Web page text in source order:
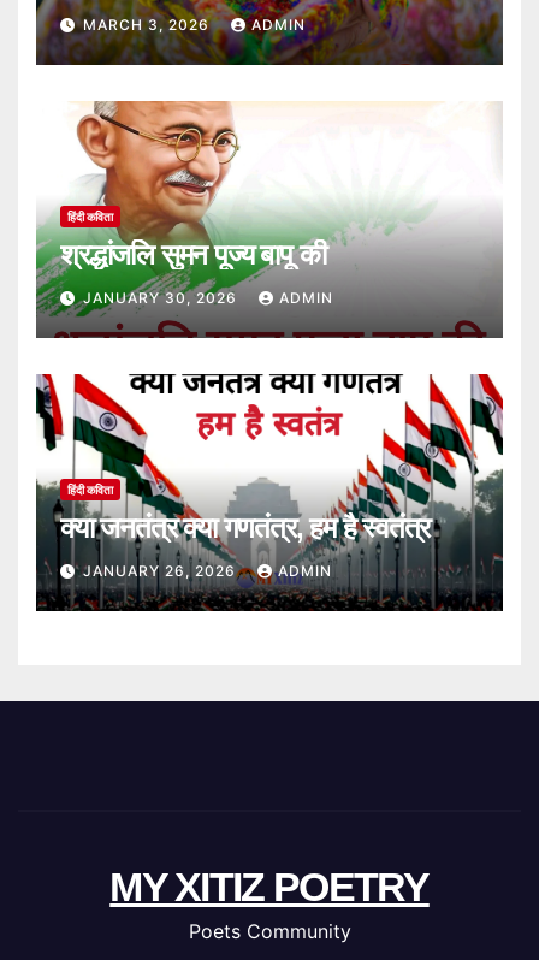
MARCH 3, 2026 ADMIN
हिंदी कविता
श्रद्धांजलि सुमन पूज्य बापू की
JANUARY 30, 2026 ADMIN
हिंदी कविता
क्या जनतंत्र क्या गणतंत्र, हम है स्वतंत्र
JANUARY 26, 2026 ADMIN
MY XITIZ POETRY
Poets Community